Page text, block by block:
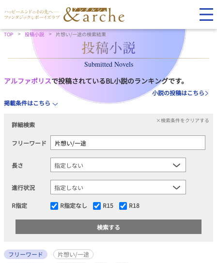
TOP 投稿小説 片想い/一途の検索結果
Submitted Novels
アルファポリスで投稿されているBL小説のランキングです。
小説の投稿はこちら
掲載条件はこちら
詳細検索
×検索条件をクリアする
フリーワード
長さ
進行状況
R指定 R指定なし R15 R18
フリーワード
片想い/一途